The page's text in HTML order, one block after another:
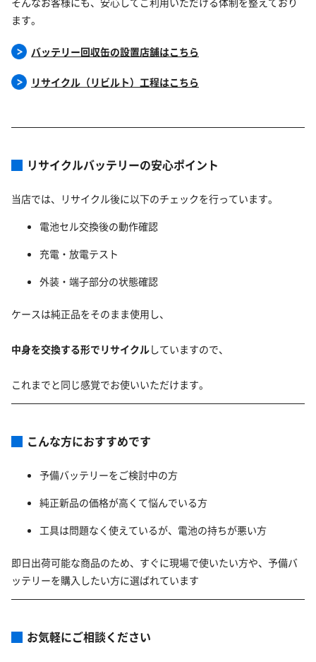
ます。
バッテリー回収缶の設置店舗はこちら
リサイクル（リビルト）工程はこちら
リサイクルバッテリーの安心ポイント
当店では、リサイクル後に以下のチェックを行っています。
電池セル交換後の動作確認
充電・放電テスト
外装・端子部分の状態確認
ケースは純正品をそのまま使用し、
中身を交換する形でリサイクルしていますので、
これまでと同じ感覚でお使いいただけます。
こんな方におすすめです
予備バッテリーをご検討中の方
純正新品の価格が高くて悩んでいる方
工具は問題なく使えているが、電池の持ちが悪い方
即日出荷可能な商品のため、すぐに現場で使いたい方や、予備バ
ッテリーを購入したい方に選ばれています
お気軽にご相談ください